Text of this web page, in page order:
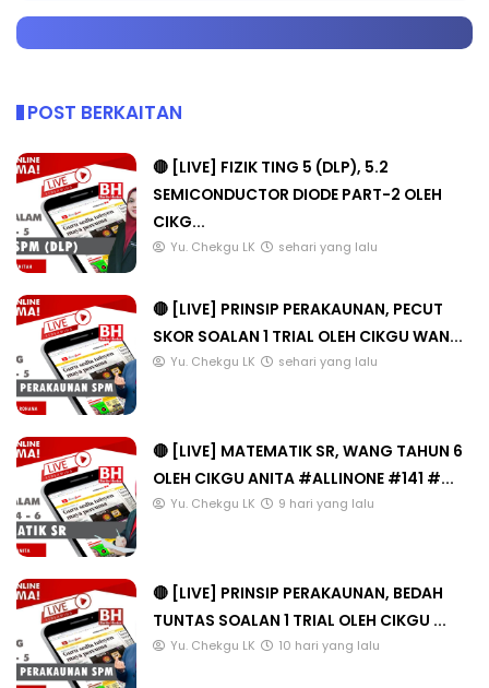
POST BERKAITAN
🔴 [LIVE] FIZIK TING 5 (DLP), 5.2
SEMICONDUCTOR DIODE PART-2 OLEH
CIKG...
Yu. Chekgu LK sehari yang lalu
🔴 [LIVE] PRINSIP PERAKAUNAN, PECUT
SKOR SOALAN 1 TRIAL OLEH CIKGU WAN...
Yu. Chekgu LK sehari yang lalu
🔴 [LIVE] MATEMATIK SR, WANG TAHUN 6
OLEH CIKGU ANITA #ALLINONE #141 #...
Yu. Chekgu LK 9 hari yang lalu
🔴 [LIVE] PRINSIP PERAKAUNAN, BEDAH
TUNTAS SOALAN 1 TRIAL OLEH CIKGU ...
Yu. Chekgu LK 10 hari yang lalu